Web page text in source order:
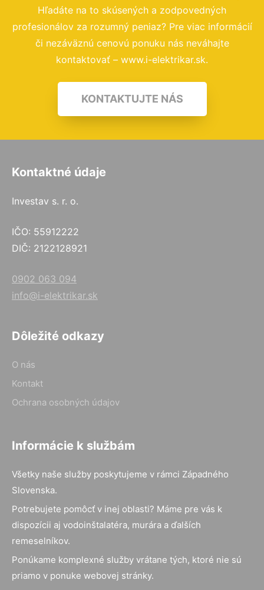
Hľadáte na to skúsených a zodpovedných
profesionálov za rozumný peniaz? Pre viac informácií
či nezáväznú cenovú ponuku nás neváhajte
kontaktovať – www.i-elektrikar.sk.
KONTAKTUJTE NÁS
Kontaktné údaje
Investav s. r. o.
IČO: 55912222
DIČ: 2122128921
0902 063 094
info@i-elektrikar.sk
Dôležité odkazy
O nás
Kontakt
Ochrana osobných údajov
Informácie k službám
Všetky naše služby poskytujeme v rámci Západného
Slovenska.
Potrebujete pomôcť v inej oblasti? Máme pre vás k
dispozícii aj vodoinštalatéra, murára a ďalších
remeselníkov.
Ponúkame komplexné služby vrátane tých, ktoré nie sú
priamo v ponuke webovej stránky.